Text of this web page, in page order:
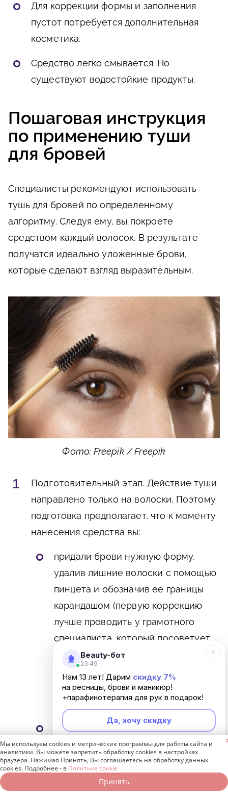
Для коррекции формы и заполнения
пустот потребуется дополнительная
косметика.
Средство легко смывается. Но
существуют водостойкие продукты.
Пошаговая инструкция
по применению туши
для бровей
Специалисты рекомендуют использовать
тушь для бровей по определенному
алгоритму. Следуя ему, вы покроете
средством каждый волосок. В результате
получатся идеально уложенные брови,
которые сделают взгляд выразительным.
Фото: Freepik / Freepik
Подготовительный этап. Действие туши
направлено только на волоски. Поэтому
подготовка предполагает, что к моменту
нанесения средства вы:
придали брови нужную форму,
удалив лишние волоски с помощью
пинцета и обозначив ее границы
карандашом (первую коррекцию
лучше проводить у грамотного
специалиста, который посоветует
вам подходящий контур и даст
рекомендации по уходу, далее вы
сможете поддерживать форму
самостоятельно);
хорошо расчесали брови
предназначенной для этого
щеточкой;
с помощью карандаша или теней
Beauty-бот
23:49
Нам 13 лет! Дарим скидку 7%
на ресницы, брови и маникюр!
+парафинотерапия для рук в подарок!
Да, хочу скидку
Неинтересно
Мы используем cookies и метрические программы для работы сайта и
аналитики. Вы можете запретить обработку cookies в настройках
браузера. Нажимая Принять, Вы соглашаетесь на обработку данных
cookies. Подробнее - в Политике cookie.
Принять